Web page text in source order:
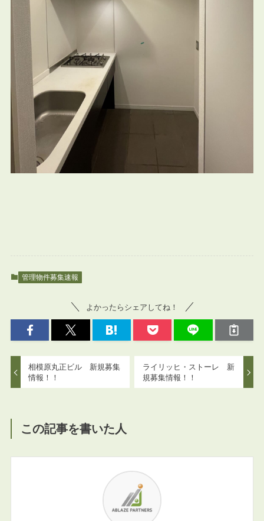
管理物件募集速報
よかったらシェアしてね！
相模原丸正ビル 新規募集
情報！！
ライリッヒ・ストーレ 新
規募集情報！！
この記事を書いた人